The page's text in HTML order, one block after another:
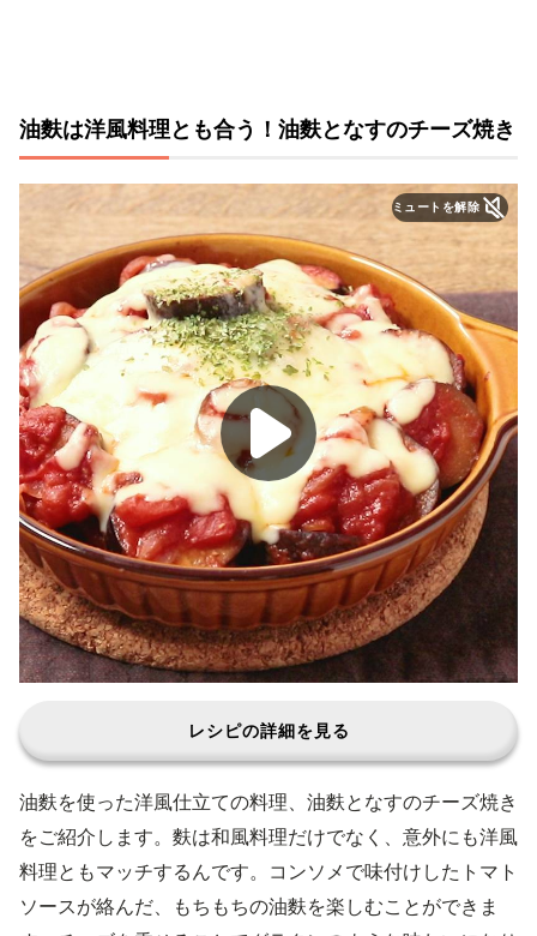
油麩は洋風料理とも合う！油麩となすのチーズ焼き
ミュートを解除
レシピの詳細を見る
油麩を使った洋風仕立ての料理、油麩となすのチーズ焼き
をご紹介します。麩は和風料理だけでなく、意外にも洋風
料理ともマッチするんです。コンソメで味付けしたトマト
ソースが絡んだ、もちもちの油麩を楽しむことができま